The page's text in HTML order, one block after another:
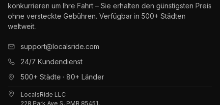
konkurrieren um Ihre Fahrt – Sie erhalten den günstigsten Preis
ohne versteckte Gebühren. Verfügbar in 500+ Städten
weltweit.
support@localsride.com
24/7 Kundendienst
500+ Städte · 80+ Länder
LocalsRide LLC
228 Park Ave S, PMB 85451,